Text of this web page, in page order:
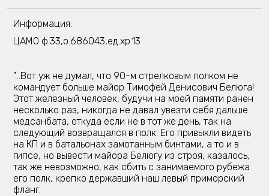
Информация:
ЦАМО ф.33,о.686043,ед.хр.13
"...Вот уж не думал, что 90-м стрелковым полком не
командует больше майор Тимофей Денисович Белюга!
Этот железный человек, будучи на моей памяти ранен
несколько раз, никогда не давал увезти себя дальше
медсанбата, откуда если не в тот же день, так на
следующий возвращался в полк. Его привыкли видеть
на КП и в батальонах замотанным бинтами, а то и в
гипсе, но вывести майора Белюгу из строя, казалось,
так же невозможно, как сбить с занимаемого рубежа
его полк, крепко державший наш левый приморский
фланг.